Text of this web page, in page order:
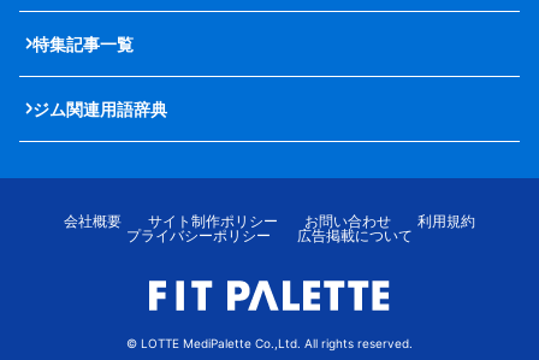
特集記事一覧
ジム関連用語辞典
会社概要 サイト制作ポリシー お問い合わせ
利用規約
プライバシーポリシー
広告掲載について
© LOTTE MediPalette Co.,Ltd. All rights reserved.